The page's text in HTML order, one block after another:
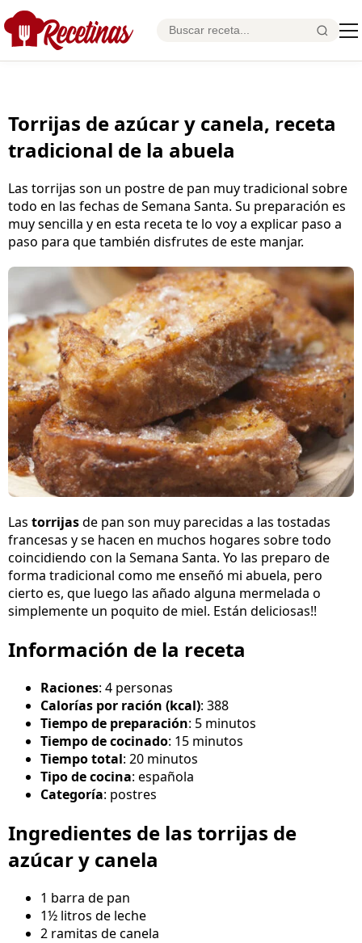
Torrijas de azúcar y canela, receta
tradicional de la abuela
Las torrijas son un postre de pan muy tradicional sobre
todo en las fechas de Semana Santa. Su preparación es
muy sencilla y en esta receta te lo voy a explicar paso a
paso para que también disfrutes de este manjar.
Las torrijasde pan son muy parecidas a las tostadas
francesas y se hacen en muchos hogares sobre todo
coincidiendo con la Semana Santa. Yo las preparo de
forma tradicional como me enseñó mi abuela, pero
cierto es, que luego las añado alguna mermelada o
simplemente un poquito de miel. Están deliciosas!!
Información de la receta
Raciones: 4 personas
Calorías por ración (kcal): 388
Tiempo de preparación: 5 minutos
Tiempo de cocinado: 15 minutos
Tiempo total: 20 minutos
Tipo de cocina: española
Categoría: postres
Ingredientes de las torrijas de
azúcar y canela
1 barra de pan
1½ litros de leche
2 ramitas de canela